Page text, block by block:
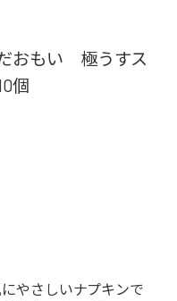
おもい 極うすス
個
やさしいナプキンで